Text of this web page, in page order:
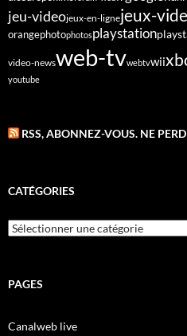
jeu-videojeux-en-lignejeux-
orangephotophotosplaystation
video-newsweb-tvwebtvwii
youtube
RSS, ABONNEZ-VOUS. NE
CATÉGORIES
Catégories
PAGES
Canalweb live